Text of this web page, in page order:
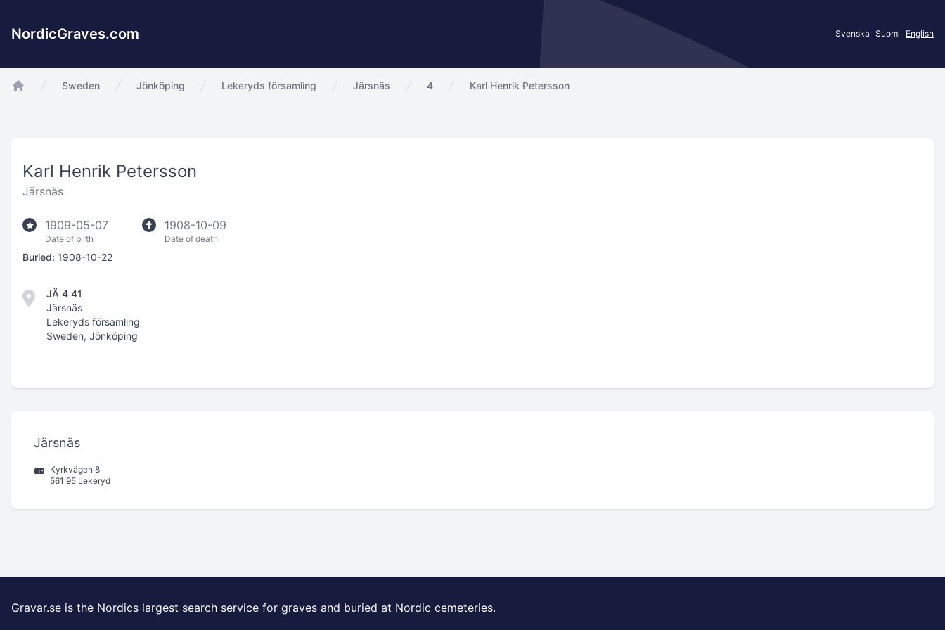
NordicGraves.com Svenska Suomi English
Sweden Jönköping Lekeryds församling Järsnäs 4 Karl Henrik Petersson
Karl Henrik Petersson
Järsnäs
1909-05-07
Date of birth
1908-10-09
Date of death
Buried: 1908-10-22
JÄ 4 41
Järsnäs
Lekeryds församling
Sweden, Jönköping
Järsnäs
Kyrkvägen 8
561 95 Lekeryd
Gravar.se is the Nordics largest search service for graves and buried at Nordic cemeteries.